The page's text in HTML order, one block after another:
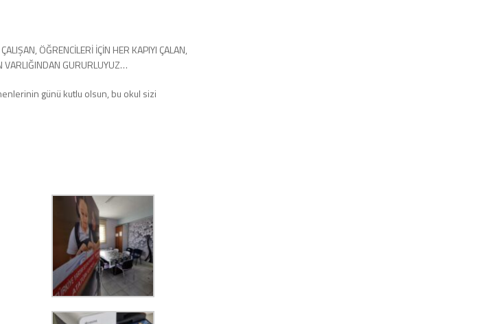
ÖĞRENCİLERİ İÇİN HER KAPIYI ÇALAN,
VARLIĞINDAN GURURLUYUZ…
günü kutlu olsun, bu okul sizi